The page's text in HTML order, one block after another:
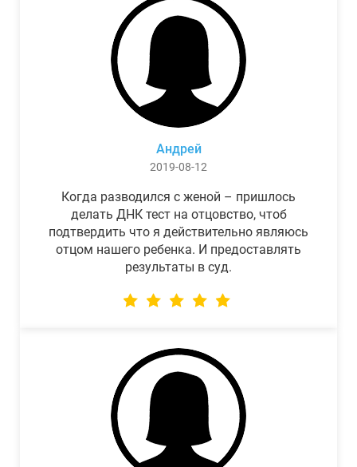
Андрей
2019-08-12
Когда разводился с женой – пришлось
делать ДНК тест на отцовство, чтоб
подтвердить что я действительно являюсь
отцом нашего ребенка. И предоставлять
результаты в суд.